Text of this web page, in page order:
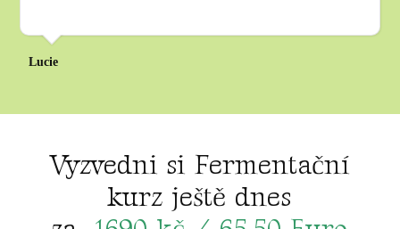
Lucie
Vyzvedni si Fermentační
kurz ještě dnes